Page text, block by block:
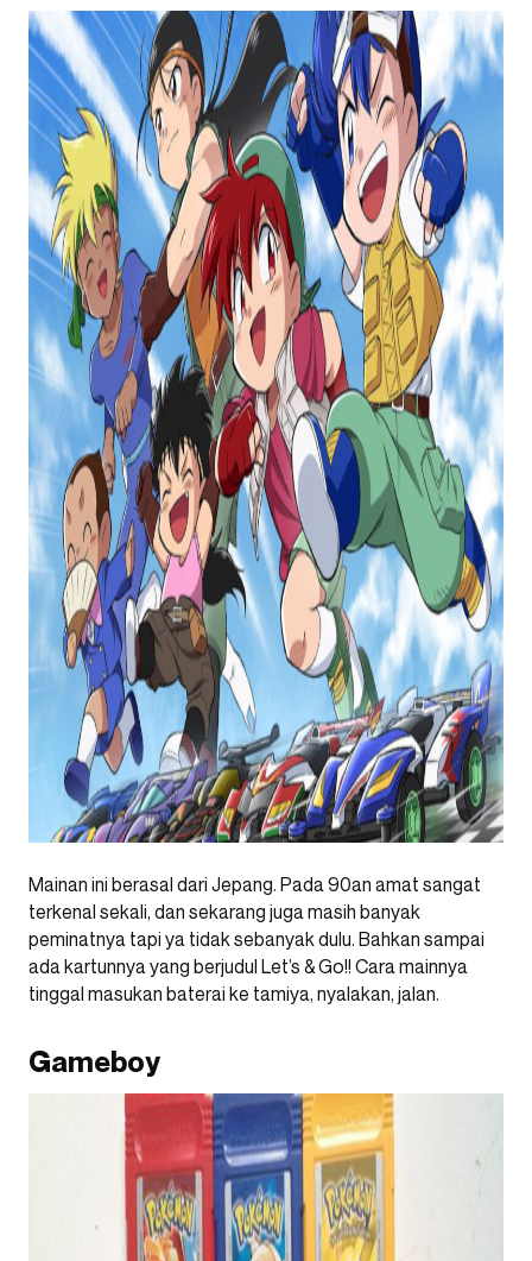
Mainan ini berasal dari Jepang. Pada 90an amat sangat
terkenal sekali, dan sekarang juga masih banyak
peminatnya tapi ya tidak sebanyak dulu. Bahkan sampai
ada kartunnya yang berjudul Let’s & Go!! Cara mainnya
tinggal masukan baterai ke tamiya, nyalakan, jalan.
Gameboy